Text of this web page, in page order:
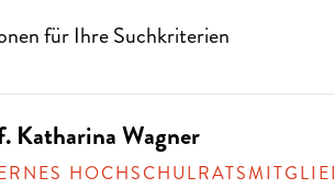
für Ihre Suchkriterien
Katharina Wagner